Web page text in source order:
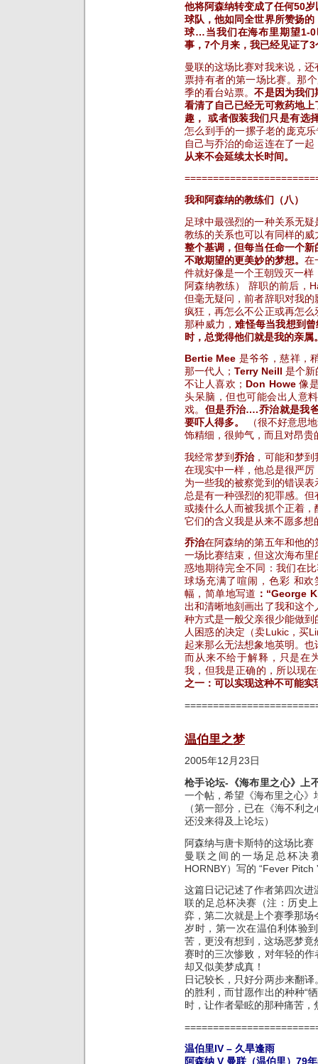
他将阿森纳转变成了任何50
球队，他如同全世界所赞扬
球…当我们在海布里期望1-
事，7个月来，我已经见证了
曼联的这场比赛对我来说，
票持有者的第一场比赛。那
季的看台站票。不是因为我们
看清了自己已经无可救药地
趣， 或者假装我们只是有选
怎么到手的一摞子老的庞克
自己与乔治的命运连在了一起
从来不会延续太长时间。
我和阿森纳的教练们（八）
足球中最强烈的一种关系无
教练的关系也可以有同样的威
整个基调，但每当任命一个
不敢期望的更美妙的梦想。 在
件就好像是一个王朝毁灭一
阿森纳教练） 辞职的前后，
但毫无疑问，前者辞职对我
疯狂，再怎么不公正或再怎
那种威力，难怪每当我想到
时，总觉得他们就是我的亲属
Bertie Mee 是爷爷，慈祥，
那一代人； Terry Neill 是个新
不让人喜欢； Don Howe像
头呆脑，但也可能会出人意
戏。 但是乔治….乔治就是我
要吓人得多。
（很不好意思
饰精细，很帅气，而且对昂
我经常梦到乔治，可能和梦到
在现实中一样，他总是很严
为一些我的被察觉到的错误
总是有一种强烈的犯罪感。
或揍什么人而被我抓个正着
它们的含义我是从来不愿多想
乔治在阿森纳的第五年和他
一场比赛结束，但这次海布
惑地期待完全不同：我们在
球场充满了喧闹，色彩 和
幅，简单地写道 ：“George
出和清晰地刻画出了我和这
种方式是一般父亲很少能做
人困惑的决定（卖Lukic，买
起来那么无法想象地英明。
而从来不给于解释，只是在
我，但我是正确的，所以现
之一：可以实现这种不可能实
温伯里之梦
2005年12月23日
枪手论坛-《海布里之心》上
一个帖，希望《海布里之心
（第一部分，已在《海不利
还没来得及上论坛）
阿森纳与唐卡斯特的这场比
曼联之间的一场足总杯决
HORNBY）写的 “Fever
这篇日记记述了作者第四次
联的足总杯决赛（注：历史
弈，第二次就是上个赛季那
岁时，第一次在温伯利体验
苦，更没有想到，这场恶梦
赛时的三次惨败，对年轻的
却又似美梦成真！
日记较长，只好分两步来翻
的胜利，而甘愿作出的种种“
时，让作者晕眩的那种痛苦
温伯里IV – 久旱逢雨
阿森纳 V 曼联（温伯里）79